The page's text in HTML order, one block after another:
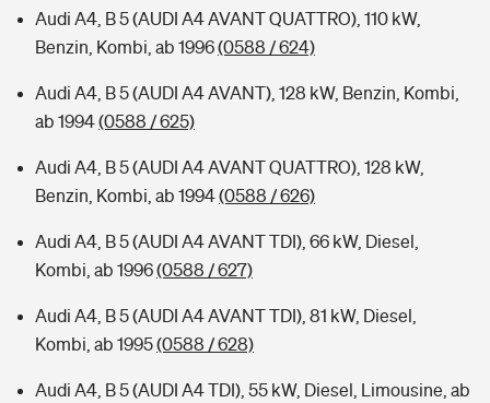
Audi A4, B 5 (AUDI A4 AVANT QUATTRO), 110 kW,
Benzin, Kombi, ab 1996(0588 / 624)
Audi A4, B 5 (AUDI A4 AVANT), 128 kW, Benzin, Kombi,
ab 1994(0588 / 625)
Audi A4, B 5 (AUDI A4 AVANT QUATTRO), 128 kW,
Benzin, Kombi, ab 1994(0588 / 626)
Audi A4, B 5 (AUDI A4 AVANT TDI), 66 kW, Diesel,
Kombi, ab 1996(0588 / 627)
Audi A4, B 5 (AUDI A4 AVANT TDI), 81 kW, Diesel,
Kombi, ab 1995(0588 / 628)
Audi A4, B 5 (AUDI A4 TDI), 55 kW, Diesel, Limousine, ab